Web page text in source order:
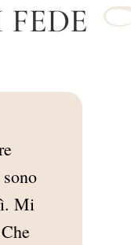
Mi